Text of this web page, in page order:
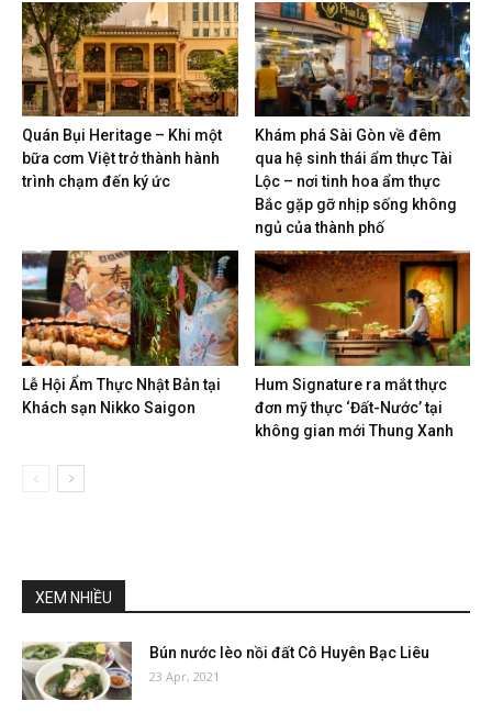
Quán Bụi Heritage – Khi một
bữa cơm Việt trở thành hành
trình chạm đến ký ức
Khám phá Sài Gòn về đêm
qua hệ sinh thái ẩm thực Tài
Lộc – nơi tinh hoa ẩm thực
Bắc gặp gỡ nhịp sống không
ngủ của thành phố
Lễ Hội Ẩm Thực Nhật Bản tại
Khách sạn Nikko Saigon
Hum Signature ra mắt thực
đơn mỹ thực ‘Đất-Nước’ tại
không gian mới Thung Xanh
XEM NHIỀU
Bún nước lèo nồi đất Cô Huyên Bạc Liêu
23 Apr, 2021